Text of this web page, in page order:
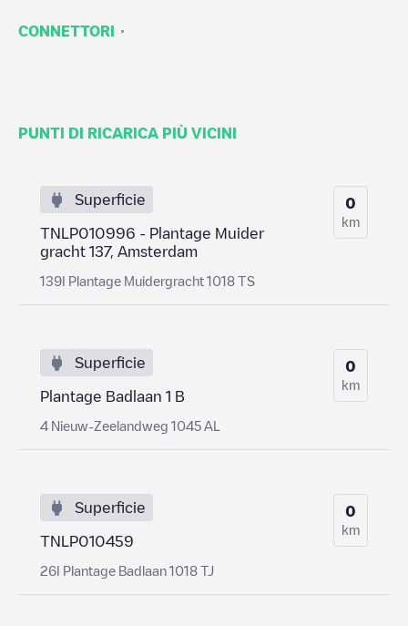
CONNETTORI ·
PUNTI DI RICARICA PIÙ VICINI
Superficie
TNLP010996 - Plantage Muider
gracht 137, Amsterdam
139I Plantage Muidergracht 1018 TS
0
km
Superficie
Plantage Badlaan 1 B
4 Nieuw-Zeelandweg 1045 AL
0
km
Superficie
TNLP010459
26I Plantage Badlaan 1018 TJ
0
km